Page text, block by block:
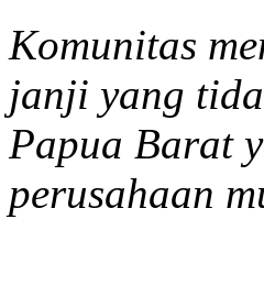
Komunitas
janji yang
Papua Barat
perusahaan